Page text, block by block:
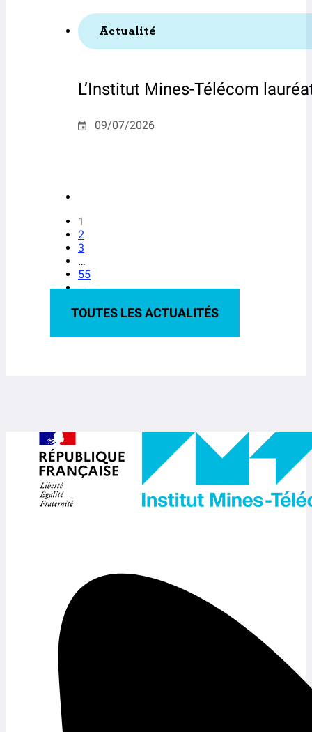
Actualité
L’Institut Mines-Télécom
09/07/2026
1
2
3
…
55
→
TOUTES LES ACTUALITÉS